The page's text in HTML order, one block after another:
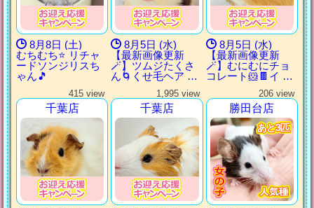
8月8日 (土)
むちむち⭐️ リチャ
ードソンジリスち
ゃん🎵
8月5日 (水)
【最新画像更新
🪄】ツムジたくさ
ん🌀くせ毛ヘア …
8月5日 (水)
【最新画像更新
🪄】むにむにチョ
コレート🐹🍫イ …
415 view
千葉店
1,995 view
千葉店
206 view
勝田台店
あと3匹
あと3匹
あと3匹
あと3匹